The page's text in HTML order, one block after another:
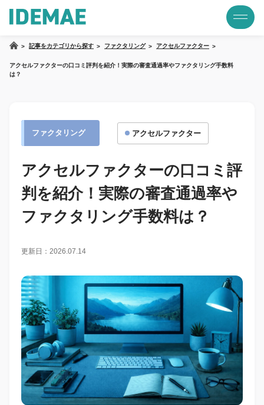
記事をカテゴリから探す ファクタリング アクセルファクター
アクセルファクターの口コミ評判を紹介！実際の審査通過率やファクタリング手数料
は？
ファクタリング アクセルファクター
アクセルファクターの口コミ評
判を紹介！実際の審査通過率や
ファクタリング手数料は？
更新日：2026.07.14